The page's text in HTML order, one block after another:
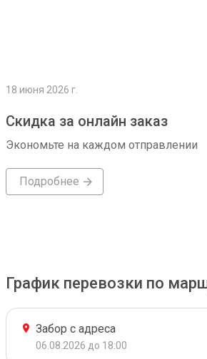
18 июня 2026 г.
Скидка за онлайн заказ
Экономьте на каждом отправлении
Подробнее
График перевозки по
Забор с адреса
06.08.2026 до 18:00